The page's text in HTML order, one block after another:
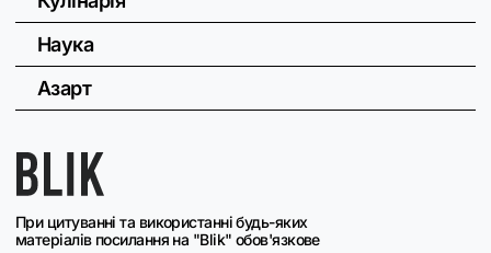
При цитуванні та використанні будь-яких
матеріалів посилання на "Blik" обов'язкове
Наука
Азарт